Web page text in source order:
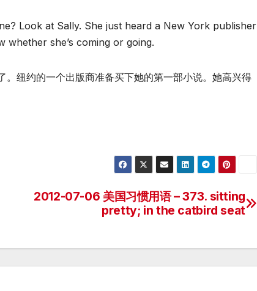
Look at Sally. She just heard a New York publisher
whether she’s coming or going.
纽约的一个出版商准备买下她的第一部小说。她高兴得
2012-07-06 美国习惯用语 – 373. sitting
pretty; in the catbird seat